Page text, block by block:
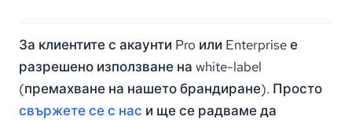
За клиентите с акаунти Pro или Enterprise е
разрешено използване на white-label
(премахване на нашето брандиране). Просто
свържете се с нас и ще се радваме да